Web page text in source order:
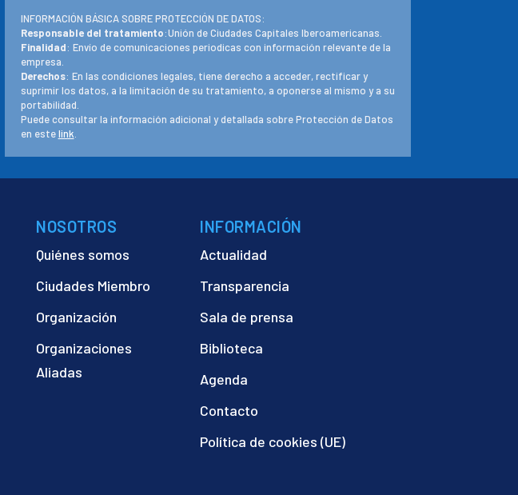
INFORMACIÓN BÁSICA SOBRE PROTECCIÓN DE DATOS:
Responsable del tratamiento:Unión de Ciudades Capitales Iberoamericanas.
Finalidad: Envío de comunicaciones periodicas con información relevante de la
empresa.
Derechos: En las condiciones legales, tiene derecho a acceder, rectificar y
suprimir los datos, a la limitación de su tratamiento, a oponerse al mismo y a su
portabilidad.
Puede consultar la información adicional y detallada sobre Protección de Datos
en estelink
NOSOTROS
Quiénes somos
Ciudades Miembro
Organización
Organizaciones
Aliadas
INFORMACIÓN
Actualidad
Transparencia
Sala de prensa
Biblioteca
Agenda
Contacto
Política de cookies (UE)